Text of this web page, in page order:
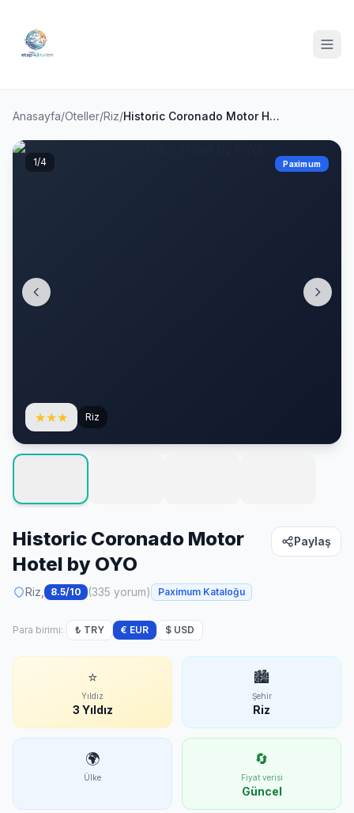
Anasayfa/Oteller/Riz/ Historic Coronado Motor Hotel by OYO
★★★ Riz
Paximum
1/4
Historic Coronado Motor
Hotel by OYO
Paylaş
Riz, 8.5/10 (335 yorum) Paximum Kataloğu
Para birimi: ₺ TRY € EUR $ USD
⭐
Yıldız
3 Yıldız
🏙
Şehir
Riz
🌍
Ülke
🔄
Fiyat verisi
Güncel